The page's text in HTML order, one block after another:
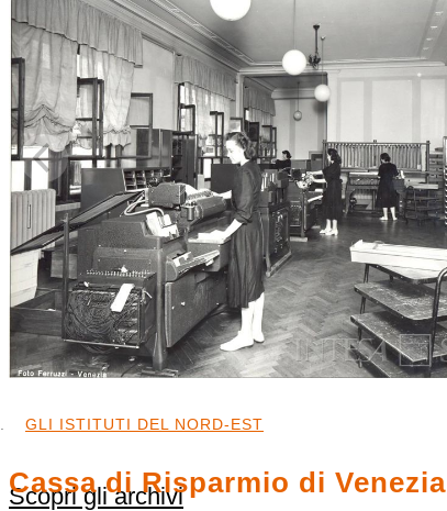
Esplora la mappa
Percorsi
Timeline
Albero gerarchico
Scopri gli archivi
GLI ISTITUTI DEL NORD-EST
Cassa di Risparmio di Venezia